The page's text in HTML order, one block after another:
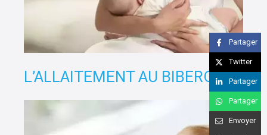
L’ALLAITEMENT AU BIBERON
Partager
Twitter
Partager
Partager
Envoyer